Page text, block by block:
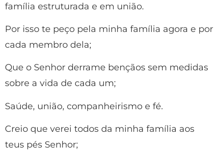
família estruturada e em união.
Por isso te peço pela minha família agora e por
cada membro dela;
Que o Senhor derrame bençãos sem medidas
sobre a vida de cada um;
Saúde, união, companheirismo e fé.
Creio que verei todos da minha família aos
teus pés Senhor;